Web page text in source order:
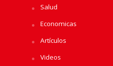
Salud
Economicas
Artículos
Videos